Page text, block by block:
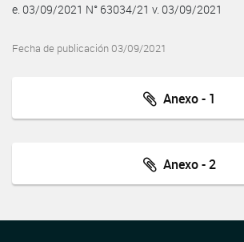
e. 03/09/2021 N° 63034/21 v. 03/09/2021
Fecha de publicación 03/09/2021
Anexo - 1
Anexo - 2